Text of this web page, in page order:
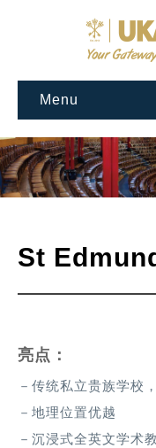
Menu
St
亮点：
－传统私立贵族学校
－地理位置优越
－沉浸式全英文学术